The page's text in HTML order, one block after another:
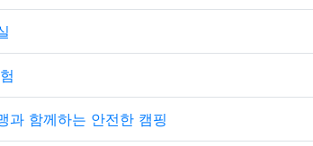
과 함께하는 안전한 캠핑